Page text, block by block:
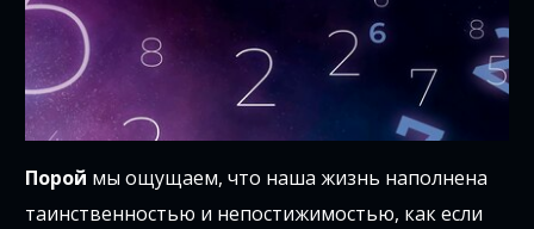
Порой мы ощущаем, что наша жизнь наполнена
таинственностью и непостижимостью, как если